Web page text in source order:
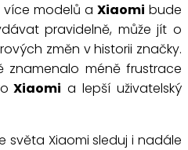
modelů a Xiaomi bude
pravidelně, může jít o
změn v historii značky.
méně frustrace
Xiaomi a lepší uživatelský
světa Xiaomi sleduj i nadále